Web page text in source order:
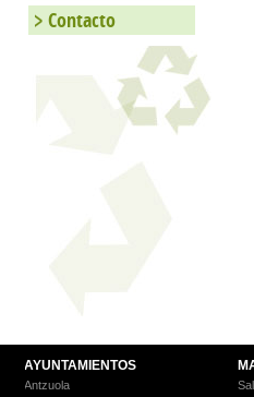
Contacto
AYUNTAMIENTOS
Antzuola